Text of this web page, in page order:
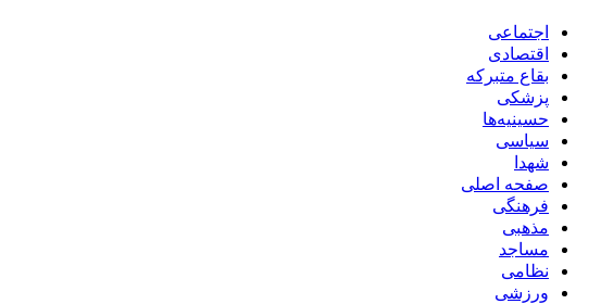
اجتماعی
اقتصادی
بقاع متبرکه
پزشکی
حسینیه‌ها
سیاسی
شهدا
صفحه اصلی
فرهنگی
مذهبی
مساجد
نظامی
ورزشی